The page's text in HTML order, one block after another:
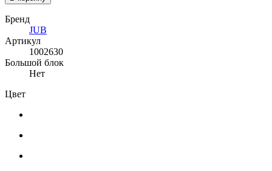
Бренд
JUB
Артикул
1002630
Большой блок
Нет
Цвет